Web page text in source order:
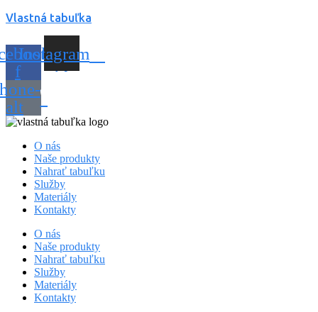
Vlastná tabuľka
f
Instagram
alt
O nás
Naše produkty
Nahrať tabuľku
Služby
Materiály
Kontakty
O nás
Naše produkty
Nahrať tabuľku
Služby
Materiály
Kontakty